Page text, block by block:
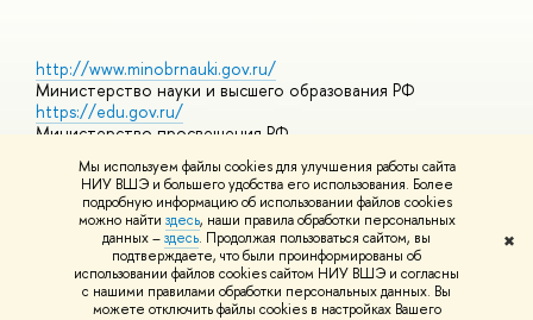
Мы используем файлы cookies для улучшения работы сайта
НИУ ВШЭ и большего удобства его использования. Более
подробную информацию об использовании файлов cookies
можно найти здесь, наши правила обработки персональных
данных –здесь. Продолжая пользоваться сайтом, вы
подтверждаете, что были проинформированы об
использовании файлов cookies сайтом НИУ ВШЭ и согласны
с нашими правилами обработки персональных данных. Вы
можете отключить файлы cookies в настройках Вашего
✖
http://www.minobrnauki.gov.ru/
Министерство науки и высшего образования РФ
https://edu.gov.ru/
Министерство просвещения РФ
https://elearning.hse.ru/mooc
Массовые открытые онлайн-курсы
© НИУ ВШЭ 1993–2026 Адреса и контактыУсловия
использования материалов Политика конфиденциальности
Шрифты HSE Sans и HSE Slab разработаны вШколе дизайна НИУ